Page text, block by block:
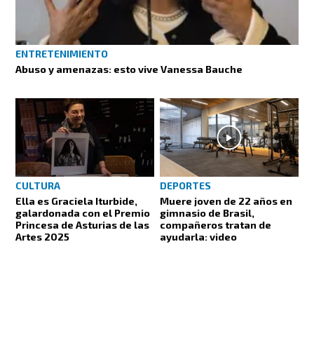
ENTRETENIMIENTO
Abuso y amenazas: esto vive Vanessa Bauche
CULTURA
Ella es Graciela Iturbide,
galardonada con el Premio
Princesa de Asturias de las
Artes 2025
DEPORTES
Muere joven de 22 años en
gimnasio de Brasil,
compañeros tratan de
ayudarla: video